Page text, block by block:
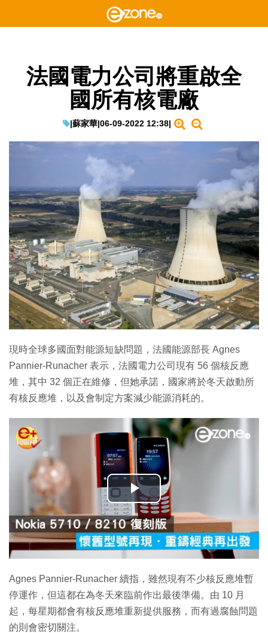
法國電力公司將重啟全
國所有核電廠
|蘇家華|06-09-2022 12:38|
現時全球多國面對能源短缺問題，法國能源部長 Agnes
Pannier-Runacher 表示，法國電力公司現有 56 個核反應
堆，其中 32 個正在維修，但她承諾，國家將於冬天啟動所
有核反應堆，以及會制定方案減少能源消耗的。
播
放
影
片
Agnes Pannier-Runacher 續指，雖然現有不少核反應堆暫
停運作，但這都在為冬天來臨前作出最後準備。由 10 月
起，每星期都會有核反應堆重新提供服務，而有過腐蝕問題
的則會密切關注。